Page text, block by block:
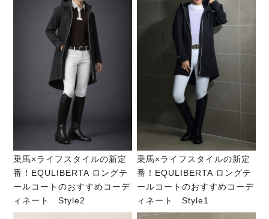
乗馬×ライフスタイルの新定
番！EQULIBERTA ロングテ
ールコートのおすすめコーデ
ィネート Style2
乗馬×ライフスタイルの新定
番！EQULIBERTA ロングテ
ールコートのおすすめコーデ
ィネート Style1